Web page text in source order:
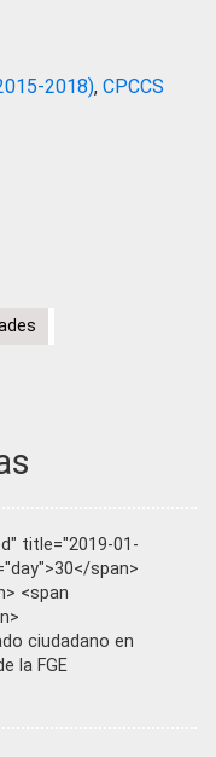
2018), CPCCS
title="2019-01-
span>
<span
ciudadano en
la FGE